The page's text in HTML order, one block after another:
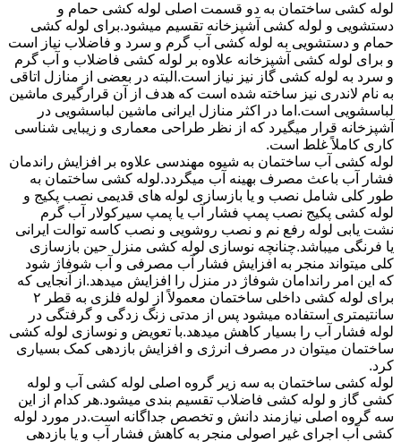
لوله کشی ساختمان به دو قسمت اصلی لوله کشی حمام و
دستشویی و لوله کشی آشپزخانه تقسیم میشود.برای لوله کشی
حمام و دستشویی به لوله کشی آب گرم و سرد و فاضلاب نیاز است
و برای لوله کشی آشپزخانه علاوه بر لوله کشی فاضلاب و آب گرم
و سرد به لوله کشی گاز نیز نیاز است.البته در بعضی از منازل اتاقی
به نام لاندری نیز ساخته شده است که هدف از آن قرارگیری ماشین
لباسشویی است.اما در اکثر منازل ایرانی ماشین لباسشویی در
آشپزخانه قرار میگیرد که از نظر طراحی معماری و زیبایی شناسی
کاری کاملاً غلط است.
لوله کشی آب ساختمان به شیوه مهندسی علاوه بر افزایش راندمان
فشار آب باعث مصرف بهینه آب میگردد.لوله کشی ساختمان به
طور کلی شامل نصب و یا بازسازی لوله های قدیمی نصب پکیج و
لوله کشی پکیج نصب پمپ فشار آب یا پمپ سیرکولار آب گرم
نشت یابی لوله رفع نم و نصب روشویی و نصب کاسه توالت ایرانی
یا فرنگی میباشد.چنانچه نوسازی لوله کشی منزل حین بازسازی
کلی میتواند منجر به افزایش فشار آب مصرفی و آب شوفاژ شود
که این امر راندامان شوفاژ در منزل را افزایش میدهد.از آنجایی که
برای لوله کشی داخلی ساختمان معمولاً از لوله فلزی به قطر ۲
سانتیمتری استفاده میشود پس از مدتی زنگ زدگی و گرفتگی در
لوله فشار آب را بسیار کاهش میدهد.با تعویض و نوسازی لوله کشی
ساختمان میتوان در مصرف انرژی و افزایش بازدهی کمک بسیاری
کرد.
لوله کشی ساختمان به سه زیر گروه اصلی لوله کشی آب و لوله
کشی گاز و لوله کشی فاضلاب تقسیم بندی میشود.هر کدام از این
سه گروه اصلی نیازمند دانش و تخصص جداگانه است.در مورد لوله
کشی آب اجرای غیر اصولی منجر به کاهش فشار آب و یا بازدهی